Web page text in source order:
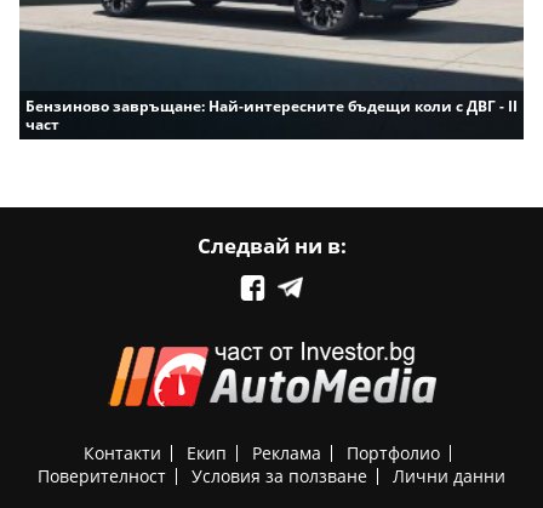
Бензиново завръщане: Най-интересните бъдещи коли с ДВГ - II
част
Следвай ни в:
Контакти Екип Реклама
Портфолио
Поверителност
Условия за ползване Лични данни